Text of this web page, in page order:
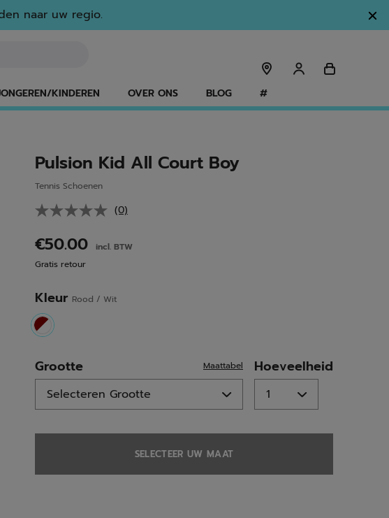
naar uw regio.
KINDEREN OVER ONS BLOG #
Pulsion Kid All Court Boy
Tennis Schoenen
Geen
paginalink.
(0)
€50.00
incl. BTW
Gratis retour
Kleur Rood / Wit
selected
Grootte Maattabel Hoeveelheid
SELECTEER UW MAAT